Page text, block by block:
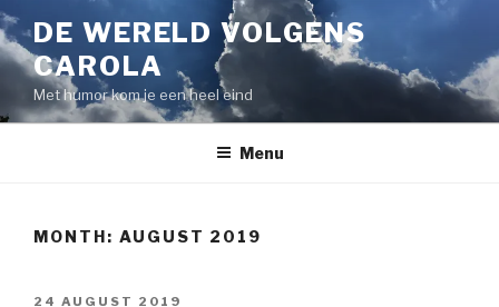
Skip
to
content
DE WERELD VOLGENS
CAROLA
Met humor kom je een heel eind
Menu
MONTH: AUGUST 2019
POSTED
24 AUGUST 2019